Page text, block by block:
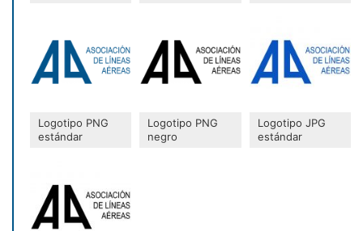
Logotipo PNG
estándar
Logotipo PNG
negro
Logotipo JPG
estándar